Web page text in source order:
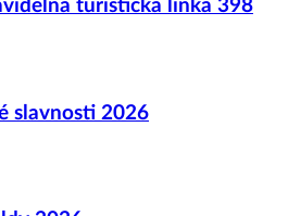
turistická linka 398
slavnosti 2026